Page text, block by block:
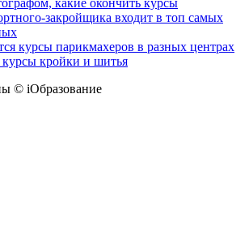
какие окончить курсы
закройщика входит в топ самых
курсы парикмахеров в разных центрах
кройки и шитья
© iОбразование